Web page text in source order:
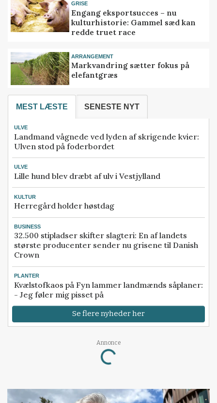
GRISE
Engang eksportsucces – nu
kulturhistorie: Gammel sæd kan
redde truet race
ARRANGEMENT
Markvandring sætter fokus på
elefantgræs
MEST LÆSTE SENESTE NYT
ULVE
Landmand vågnede ved lyden af skrigende kvier:
Ulven stod på foderbordet
ULVE
Lille hund blev dræbt af ulv i Vestjylland
KULTUR
Herregård holder høstdag
BUSINESS
32.500 stipladser skifter slagteri: En af landets
største producenter sender nu grisene til Danish
Crown
PLANTER
Kvælstofkaos på Fyn lammer landmænds såplaner:
- Jeg føler mig pisset på
Se flere nyheder her
Annonce
Loading...